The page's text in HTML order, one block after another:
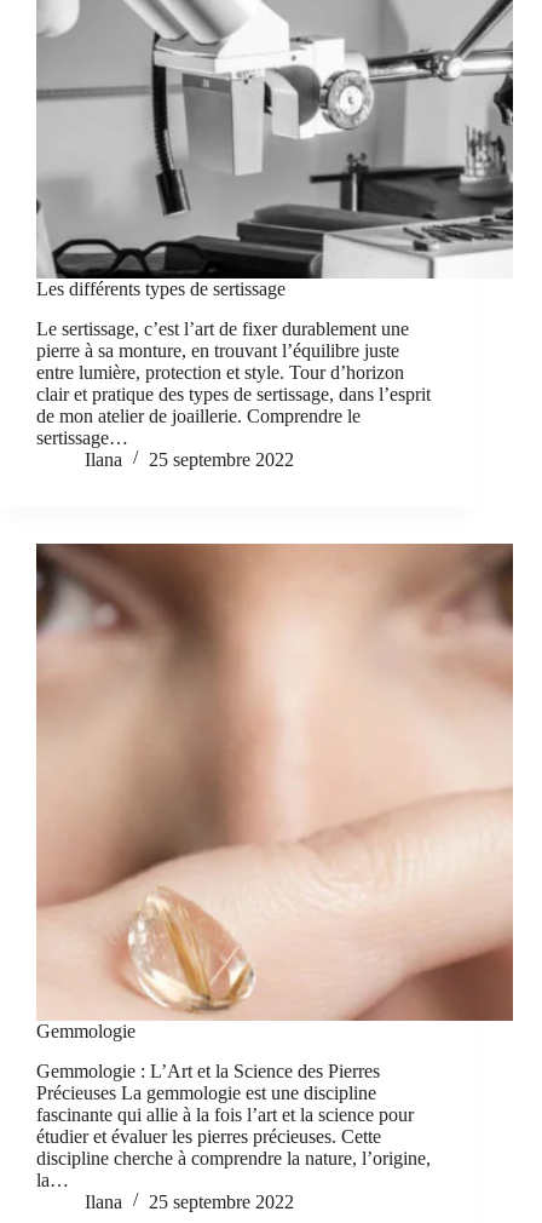
Les différents types de sertissage
Le sertissage, c’est l’art de fixer durablement une
pierre à sa monture, en trouvant l’équilibre juste
entre lumière, protection et style. Tour d’horizon
clair et pratique des types de sertissage, dans l’esprit
de mon atelier de joaillerie. Comprendre le
sertissage…
Ilana
25 septembre 2022
Gemmologie
Gemmologie : L’Art et la Science des Pierres
Précieuses La gemmologie est une discipline
fascinante qui allie à la fois l’art et la science pour
étudier et évaluer les pierres précieuses. Cette
discipline cherche à comprendre la nature, l’origine,
la…
Ilana
25 septembre 2022